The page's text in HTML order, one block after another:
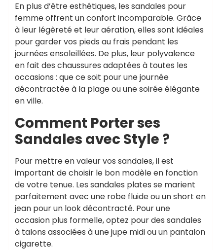
En plus d’être esthétiques, les sandales pour
femme offrent un confort incomparable. Grâce
à leur légèreté et leur aération, elles sont idéales
pour garder vos pieds au frais pendant les
journées ensoleillées. De plus, leur polyvalence
en fait des chaussures adaptées à toutes les
occasions : que ce soit pour une journée
décontractée à la plage ou une soirée élégante
en ville.
Comment Porter ses
Sandales avec Style ?
Pour mettre en valeur vos sandales, il est
important de choisir le bon modèle en fonction
de votre tenue. Les sandales plates se marient
parfaitement avec une robe fluide ou un short en
jean pour un look décontracté. Pour une
occasion plus formelle, optez pour des sandales
à talons associées à une jupe midi ou un pantalon
cigarette.